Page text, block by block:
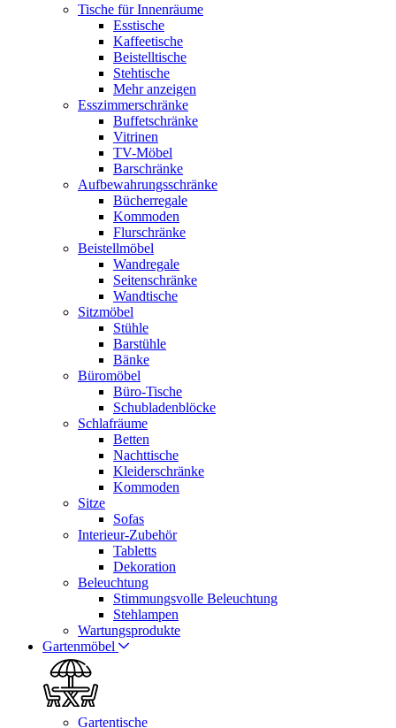
Tische für Innenräume
Esstische
Kaffeetische
Beistelltische
Stehtische
Mehr anzeigen
Esszimmerschränke
Buffetschränke
Vitrinen
TV-Möbel
Barschränke
Aufbewahrungsschränke
Bücherregale
Kommoden
Flurschränke
Beistellmöbel
Wandregale
Seitenschränke
Wandtische
Sitzmöbel
Stühle
Barstühle
Bänke
Büromöbel
Büro-Tische
Schubladenblöcke
Schlafräume
Betten
Nachttische
Kleiderschränke
Kommoden
Sitze
Sofas
Interieur-Zubehör
Tabletts
Dekoration
Beleuchtung
Stimmungsvolle Beleuchtung
Stehlampen
Wartungsprodukte
Gartenmöbel
Gartentische